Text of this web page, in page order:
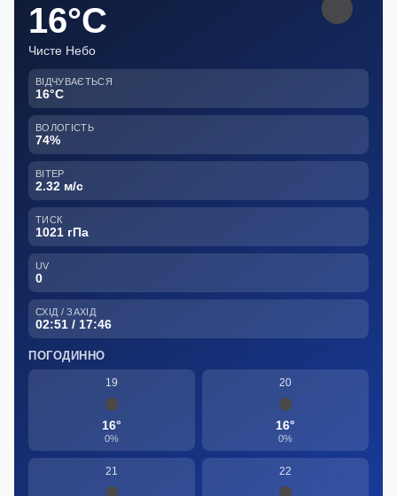
16°C
Чисте Небо
ВІДЧУВАЄТЬСЯ
16°C
ВОЛОГІСТЬ
74%
ВІТЕР
2.32 м/с
ТИСК
1021 гПа
UV
0
СХІД / ЗАХІД
02:51 / 17:46
ПОГОДИННО
19
16°
0%
20
16°
0%
21 22